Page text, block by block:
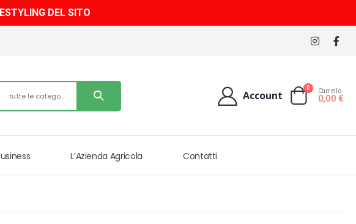
DEL SITO
tutte le categorie Account
0 Carrello
0,00€
L’Azienda Agricola Contatti